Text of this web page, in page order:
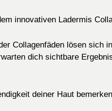
innovativen Ladermis
Collagenfäden lösen sich
dich sichtbare
deiner Haut